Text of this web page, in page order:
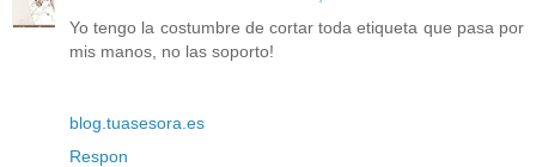
Yo tengo la costumbre de cortar toda etiqueta que pasa por
mis manos, no las soporto!
blog.tuasesora.es
Respon